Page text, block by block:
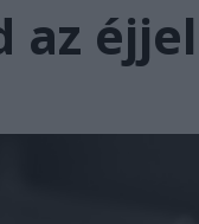
az éjjel